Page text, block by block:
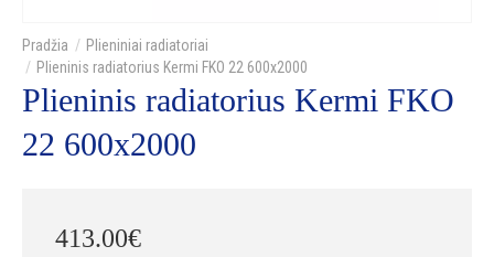
Plieniniai radiatoriai
Plieninis radiatorius Kermi FKO 22 600x2000
Plieninis radiatorius Kermi FKO
22 600x2000
413.00€